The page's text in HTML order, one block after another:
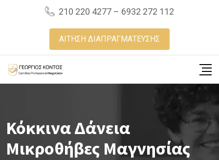
210 220 4277 – 6932 272 112
ΑΙΤΗΣΗ ΔΙΑΠΡΑΓΜΑΤΕΥΣΗΣ
Κόκκινα Δάνεια
Μικροθήβες Μαγνησίας